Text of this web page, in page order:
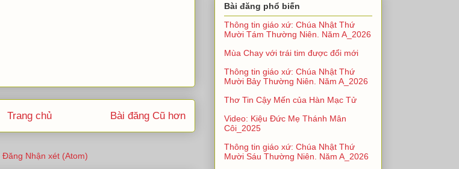
Bài đăng Cũ hơn
Trang chủ
Đăng Nhận xét (Atom)
Bài đăng phổ biến
Thông tin giáo xứ: Chúa Nhật Thứ
Mười Tám Thường Niên. Năm A_2026
Mùa Chay với trái tim được đổi mới
Thông tin giáo xứ: Chúa Nhật Thứ
Mười Bảy Thường Niên. Năm A_2026
Thơ Tin Cậy Mến của Hàn Mạc Tử
Video: Kiệu Đức Mẹ Thánh Mân
Côi_2025
Thông tin giáo xứ: Chúa Nhật Thứ
Mười Sáu Thường Niên. Năm A_2026